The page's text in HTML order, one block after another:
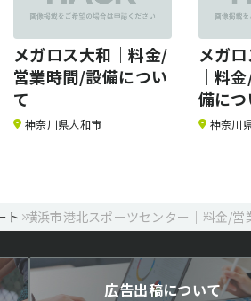
メガロス大和｜料金/
営業時間/設備につい
て
神奈川県大和市
メガ
｜料
備につ
神奈川
ト 横浜市港北スポーツセンター｜料金/営
広告出稿について